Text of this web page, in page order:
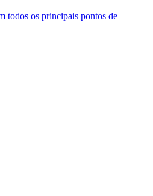
todos os principais pontos de